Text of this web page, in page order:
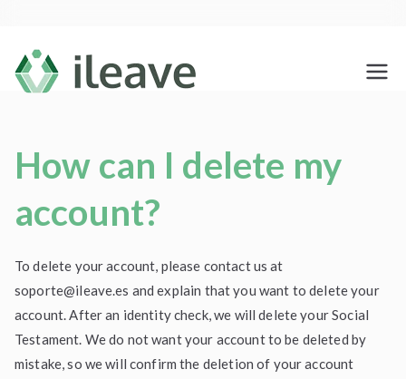
contenido
How can I delete my
account?
To delete your account, please contact us at
soporte@ileave.es and explain that you want to delete your
account. After an identity check, we will delete your Social
Testament. We do not want your account to be deleted by
mistake, so we will confirm the deletion of your account